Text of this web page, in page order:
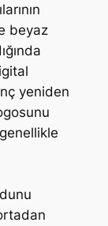
beyaz
yeniden